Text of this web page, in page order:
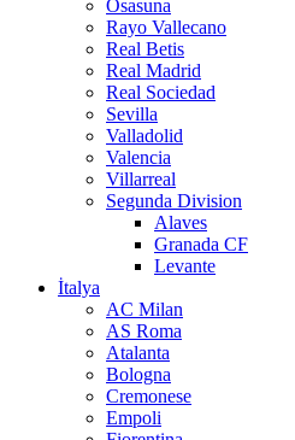
Osasuna
Rayo Vallecano
Real Betis
Real Madrid
Real Sociedad
Sevilla
Valladolid
Valencia
Villarreal
Segunda Division
Alaves
Granada CF
Levante
İtalya
AC Milan
AS Roma
Atalanta
Bologna
Cremonese
Empoli